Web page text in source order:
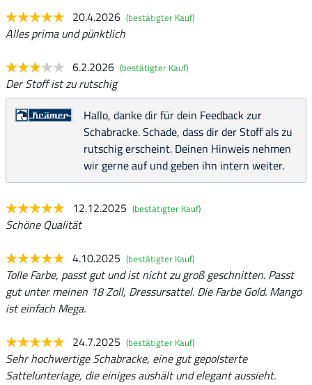
20.4.2026 (bestätigter Kauf)
Alles prima und pünktlich
6.2.2026 (bestätigter Kauf)
Der Stoff ist zu rutschig
Hallo, danke dir für dein Feedback zur
Schabracke. Schade, dass dir der Stoff als zu
rutschig erscheint. Deinen Hinweis nehmen
wir gerne auf und geben ihn intern weiter.
12.12.2025 (bestätigter Kauf)
Schöne Qualität
4.10.2025 (bestätigter Kauf)
Tolle Farbe, passt gut und ist nicht zu groß geschnitten. Passt
gut unter meinen 18 Zoll, Dressursattel. Die Farbe Gold. Mango
ist einfach Mega.
24.7.2025 (bestätigter Kauf)
Sehr hochwertige Schabracke, eine gut gepolsterte
Sattelunterlage, die einiges aushält und elegant aussieht.